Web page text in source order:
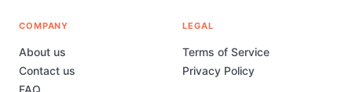
COMPANY
About us
Contact us
FAQ
LEGAL
Terms of Service
Privacy Policy